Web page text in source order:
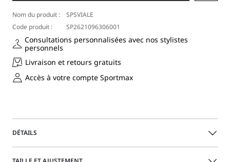
Nom du produit :
SPSVIALE
Code produit :
SP2621096306001
Consultations personnalisées avec nos stylistes
personnels
Livraison et retours gratuits
Accès à votre compte Sportmax
DÉTAILS